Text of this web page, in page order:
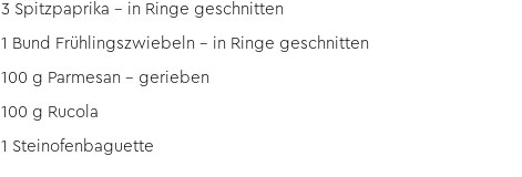
3 Spitzpaprika – in Ringe geschnitten
1 Bund Frühlingszwiebeln – in Ringe geschnitten
100 g Parmesan – gerieben
100 g Rucola
1 Steinofenbaguette